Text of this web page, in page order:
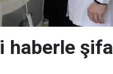
haberle şifa